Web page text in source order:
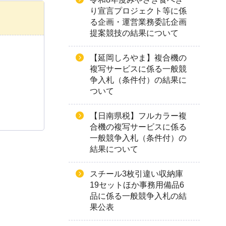
り宣言プロジェクト等に係
る企画・運営業務委託企画
提案競技の結果について
【延岡しろやま】複合機の
複写サービスに係る一般競
争入札（条件付）の結果に
ついて
【日南県税】フルカラー複
合機の複写サービスに係る
一般競争入札（条件付）の
結果について
スチール3枚引違い収納庫
19セットほか事務用備品6
品に係る一般競争入札の結
果公表